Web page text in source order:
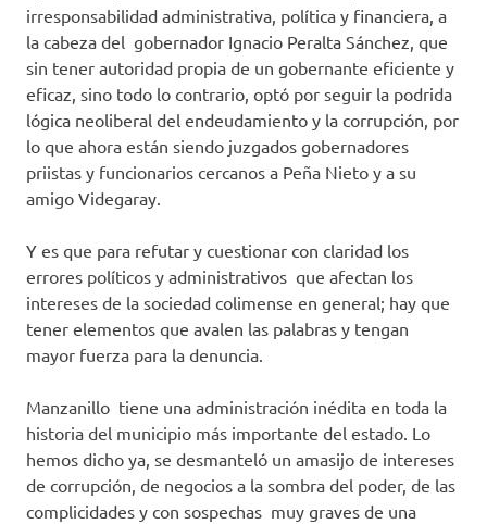
irresponsabilidad administrativa, política y financiera, a
la cabeza del gobernador Ignacio Peralta Sánchez, que
sin tener autoridad propia de un gobernante eficiente y
eficaz, sino todo lo contrario, optó por seguir la podrida
lógica neoliberal del endeudamiento y la corrupción, por
lo que ahora están siendo juzgados gobernadores
priistas y funcionarios cercanos a Peña Nieto y a su
amigo Videgaray.
Y es que para refutar y cuestionar con claridad los
errores políticos y administrativos que afectan los
intereses de la sociedad colimense en general; hay que
tener elementos que avalen las palabras y tengan
mayor fuerza para la denuncia.
Manzanillo tiene una administración inédita en toda la
historia del municipio más importante del estado. Lo
hemos dicho ya, se desmanteló un amasijo de intereses
de corrupción, de negocios a la sombra del poder, de las
complicidades y con sospechas muy graves de una